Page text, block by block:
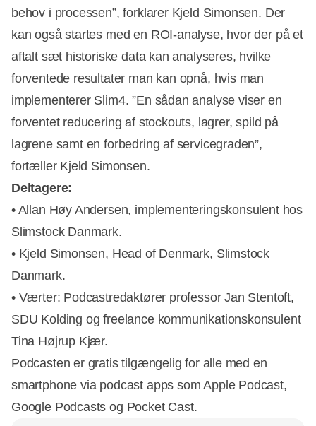
behov i processen”, forklarer Kjeld Simonsen. Der
kan også startes med en ROI-analyse, hvor der på et
aftalt sæt historiske data kan analyseres, hvilke
forventede resultater man kan opnå, hvis man
implementerer Slim4. ”En sådan analyse viser en
forventet reducering af stockouts, lagrer, spild på
lagrene samt en forbedring af servicegraden”,
fortæller Kjeld Simonsen.
Deltagere:
• Allan Høy Andersen, implementeringskonsulent hos
Slimstock Danmark.
• Kjeld Simonsen, Head of Denmark, Slimstock
Danmark.
• Værter: Podcastredaktører professor Jan Stentoft,
SDU Kolding og freelance kommunikationskonsulent
Tina Højrup Kjær.
Podcasten er gratis tilgængelig for alle med en
smartphone via podcast apps som Apple Podcast,
Google Podcasts og Pocket Cast.